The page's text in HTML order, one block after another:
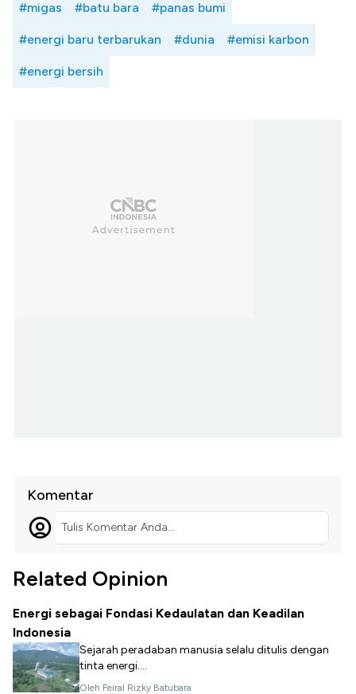
#migas #batu bara #panas bumi
#energi baru terbarukan #dunia #emisi karbon
#energi bersih
Komentar
Tulis Komentar Anda...
Related Opinion
Energi sebagai Fondasi Kedaulatan dan Keadilan
Indonesia
Sejarah peradaban manusia selalu ditulis dengan
tinta energi....
Oleh Feiral Rizky Batubara